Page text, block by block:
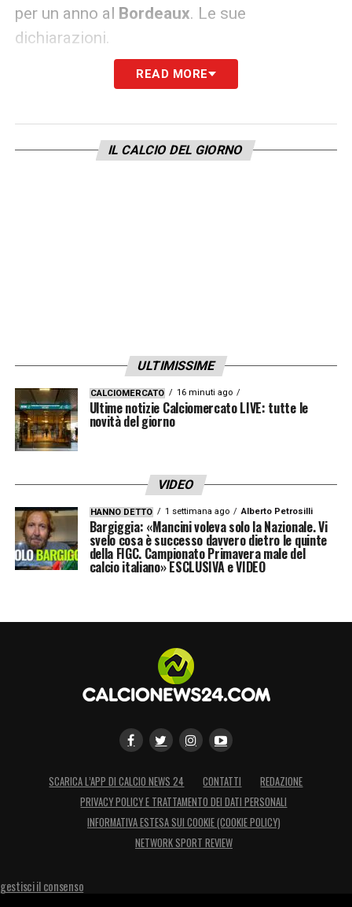
per un anno al Bordeaux. Le sue
dichiarazioni.
CHIAMATA DEL MILAN – «Quando Maldini ti
come il Milan ti vuole, non c’è bisogno di
pensarci molto. È motivo d’orgoglio, anche
READ MORE
IL CALCIO DEL GIORNO
ULTIMISSIME
CALCIOMERCATO 16 minuti ago
Ultime notizie Calciomercato LIVE: tutte le
novità del giorno
VIDEO
HANNO DETTO 1 settimana ago Alberto Petrosilli
Bargiggia: «Mancini voleva solo la Nazionale. Vi
svelo cosa è successo davvero dietro le quinte
della FIGC. Campionato Primavera male del
calcio italiano» ESCLUSIVA e VIDEO
SCARICA L’APP DI CALCIO NEWS 24 CONTATTI
REDAZIONE
PRIVACY POLICY E TRATTAMENTO DEI DATI PERSONALI
INFORMATIVA ESTESA SUI COOKIE (COOKIE POLICY)
NETWORK SPORT REVIEW
gestisci il consenso